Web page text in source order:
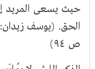
حيث يسعى المريد
الحق. (يوسف
ص ٩٤)